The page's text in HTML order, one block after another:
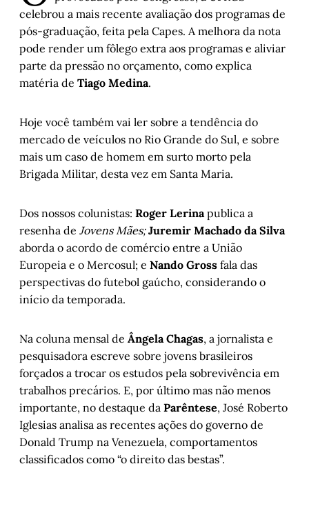
celebrou a mais recente avaliação dos programas de
pós-graduação, feita pela Capes. A melhora da nota
pode render um fôlego extra aos programas e aliviar
parte da pressão no orçamento, como explica
matéria de Tiago Medina.
Hoje você também vai ler sobre a tendência do
mercado de veículos no Rio Grande do Sul, e sobre
mais um caso de homem em surto morto pela
Brigada Militar, desta vez em Santa Maria.
Dos nossos colunistas: Roger Lerina publica a
resenha de Jovens Mães; Juremir Machado da Silva
aborda o acordo de comércio entre a União
Europeia e o Mercosul; e Nando Gross fala das
perspectivas do futebol gaúcho, considerando o
início da temporada.
Na coluna mensal de Ângela Chagas, a jornalista e
pesquisadora escreve sobre jovens brasileiros
forçados a trocar os estudos pela sobrevivência em
trabalhos precários. E, por último mas não menos
importante, no destaque da Parêntese, José Roberto
Iglesias analisa as recentes ações do governo de
Donald Trump na Venezuela, comportamentos
classificados como “o direito das bestas”.